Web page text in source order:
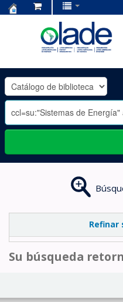
OLADE
-
Refinar
Su búsqueda